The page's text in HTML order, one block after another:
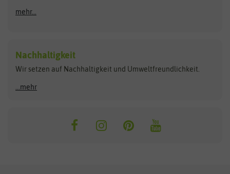
Anzuchtschalen
Heizmatte & Heizkabel
Kokos-Quelltabletten
Zimmergewächshaus
Carl Pabst
Florissa
Flortis
Franchi Sementi
Hortitops
JUB Holland
mehr...
Nachhaltigkeit
Wir setzen auf Nachhaltigkeit und Umweltfreundlichkeit.
...mehr